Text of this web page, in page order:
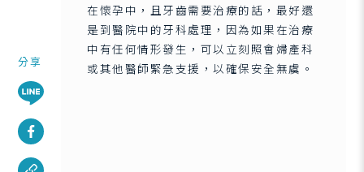
分享
在懷孕中，且牙齒需要治療的話，最好還
是到醫院中的牙科處理，因為如果在治療
中有任何情形發生，可以立刻照會婦產科
或其他醫師緊急支援，以確保安全無虞。